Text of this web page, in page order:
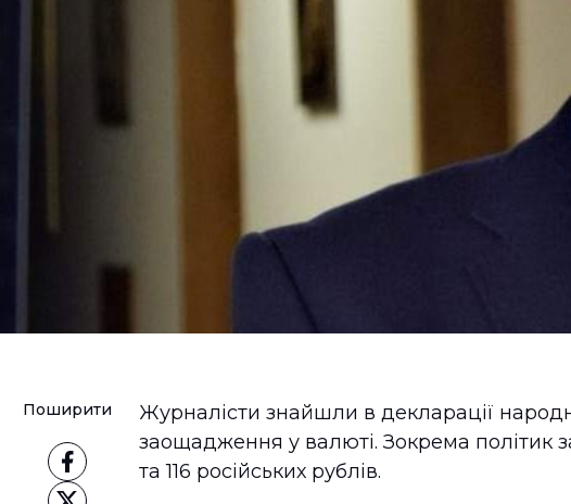
Поширити
Журналісти знайшли в декларації
заощадження у валюті. Зокрема політик
та 116 російських рублів.